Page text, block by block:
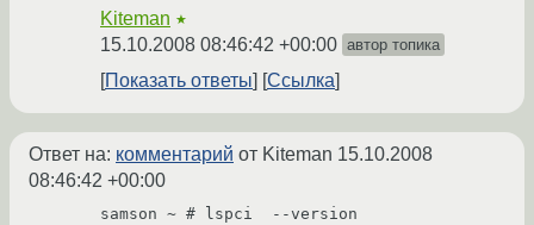
Kiteman ★
15.10.2008 08:46:42 +00:00 автор топика
Показать ответы Ссылка
Ответ на: комментарий от Kiteman 15.10.2008
08:46:42 +00:00
samson ~ # lspci  --version